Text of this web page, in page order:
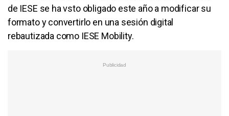
de IESE se ha vsto obligado este año a modificar su
formato y convertirlo en una sesión digital
rebautizada como IESE Mobility.